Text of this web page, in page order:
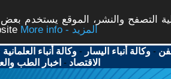
التصفح والنشر، الموقع يستخدم
More info - المزيد
-وكالة أنباء اليسار -وكالة أنباء العلمانية
الاقتصاد - اخبار الطب